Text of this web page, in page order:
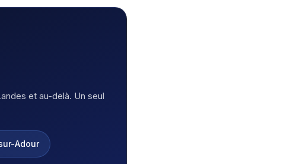
et au-delà. Un seul
Adour